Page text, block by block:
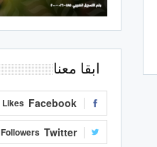
ابقا معنا
Facebook
Likes
Twitter
Followers